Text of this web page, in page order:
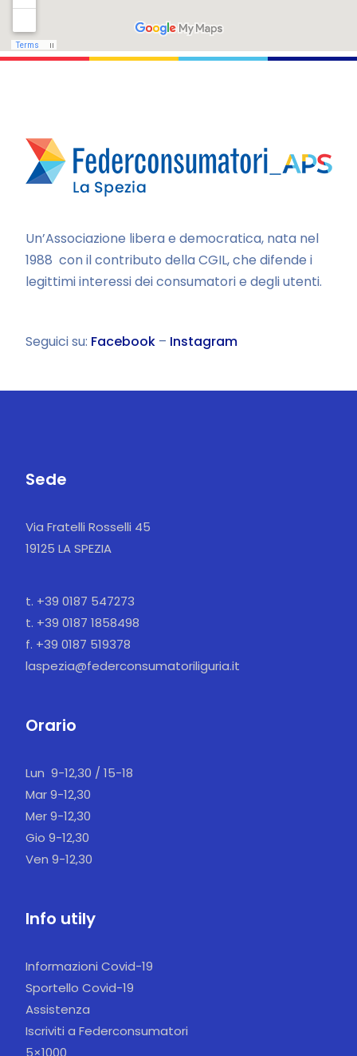
Un’Associazione libera e democratica, nata nel
1988 con il contributo della CGIL, che difende i
legittimi interessi dei consumatori e degli utenti.
Seguici su: Facebook – Instagram
Sede
Via Fratelli Rosselli 45
19125 LA SPEZIA
t. +39 0187 547273
t. +39 0187 1858498
f. +39 0187 519378
laspezia@federconsumatoriliguria.it
Orario
Lun 9-12,30 / 15-18
Mar 9-12,30
Mer 9-12,30
Gio 9-12,30
Ven 9-12,30
Info utily
Informazioni Covid-19
Sportello Covid-19
Assistenza
Iscriviti a Federconsumatori